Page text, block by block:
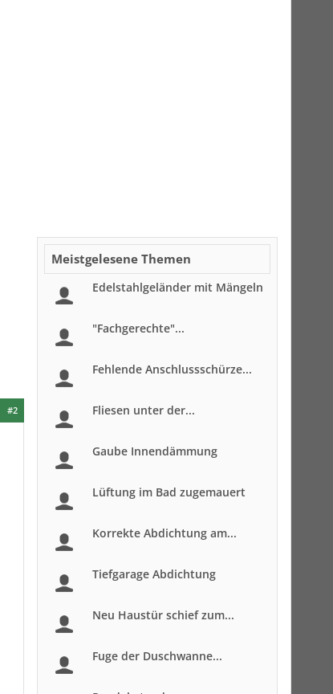
#2
Meistgelesene Themen
Edelstahlgeländer mit Mängeln
"Fachgerechte"...
Fehlende Anschlussschürze...
Fliesen unter der...
Gaube Innendämmung
Lüftung im Bad zugemauert
Korrekte Abdichtung am...
Tiefgarage Abdichtung
Neu Haustür schief zum...
Fuge der Duschwanne...